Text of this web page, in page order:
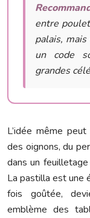
entre
palais,
un code
grandes
L’idée même
des oignons, du
dans un
La pastilla est une
fois goûtée,
emblème des